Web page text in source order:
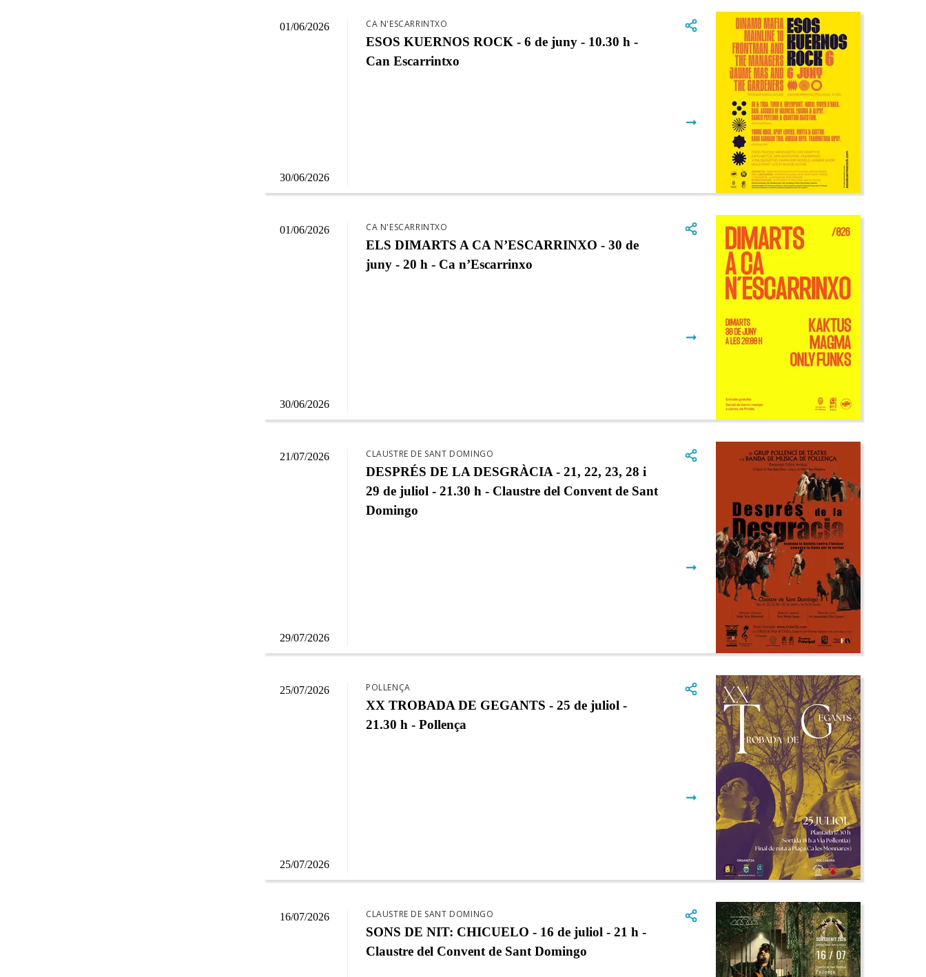
01/06/2026
30/06/2026
CA N'ESCARRINTXO
ESOS KUERNOS ROCK - 6 de juny - 10.30 h -
Can Escarrintxo
➞
01/06/2026
30/06/2026
CA N'ESCARRINTXO
ELS DIMARTS A CA N’ESCARRINXO - 30 de
juny - 20 h - Ca n’Escarrinxo
➞
21/07/2026
29/07/2026
CLAUSTRE DE SANT DOMINGO
DESPRÉS DE LA DESGRÀCIA - 21, 22, 23, 28 i
29 de juliol - 21.30 h - Claustre del Convent de Sant
Domingo
➞
25/07/2026
25/07/2026
POLLENÇA
XX TROBADA DE GEGANTS - 25 de juliol -
21.30 h - Pollença
➞
16/07/2026 CLAUSTRE DE SANT DOMINGO
SONS DE NIT: CHICUELO - 16 de juliol - 21 h -
Claustre del Convent de Sant Domingo